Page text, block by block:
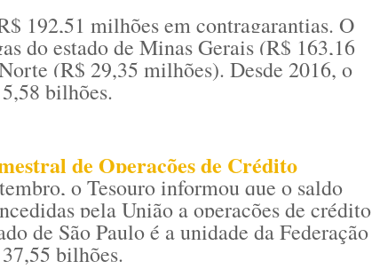
192,51 milhões em contragarantias. O
do estado de Minas Gerais (R$ 163,16
(R$ 29,35 milhões). Desde 2016, o
bilhões.
de Operações de Crédito
o Tesouro informou que o saldo
pela União a operações de crédito
de São Paulo é a unidade da Federação
bilhões.